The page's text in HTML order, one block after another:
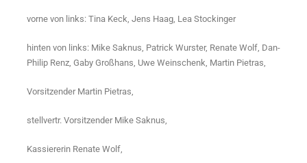
vorne von links: Tina Keck, Jens Haag, Lea Stockinger
hinten von links: Mike Saknus, Patrick Wurster, Renate Wolf, Dan-
Philip Renz, Gaby Großhans, Uwe Weinschenk, Martin Pietras,
Vorsitzender Martin Pietras,
stellvertr. Vorsitzender Mike Saknus,
Kassiererin Renate Wolf,